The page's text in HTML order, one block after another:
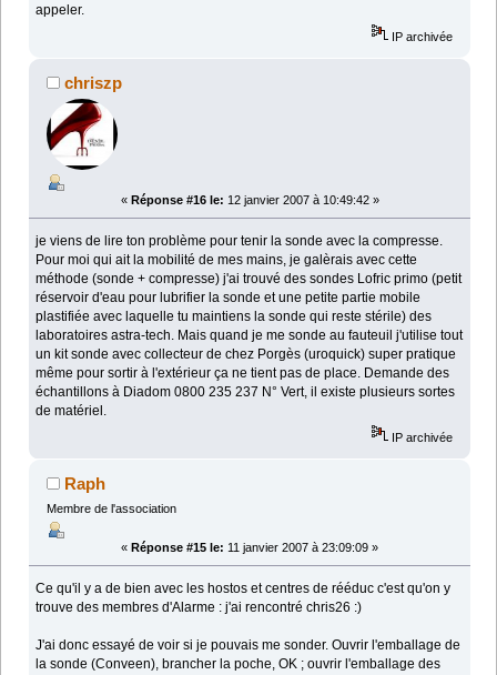
appeler.
IP archivée
chriszp
« Réponse #16 le: 12 janvier 2007 à 10:49:42 »
je viens de lire ton problème pour tenir la sonde avec la compresse.
Pour moi qui ait la mobilité de mes mains, je galèrais avec cette
méthode (sonde + compresse) j'ai trouvé des sondes Lofric primo (petit
réservoir d'eau pour lubrifier la sonde et une petite partie mobile
plastifiée avec laquelle tu maintiens la sonde qui reste stérile) des
laboratoires astra-tech. Mais quand je me sonde au fauteuil j'utilise tout
un kit sonde avec collecteur de chez Porgès (uroquick) super pratique
même pour sortir à l'extérieur ça ne tient pas de place. Demande des
échantillons à Diadom 0800 235 237 N° Vert, il existe plusieurs sortes
de matériel.
IP archivée
Raph
Membre de l'association
« Réponse #15 le: 11 janvier 2007 à 23:09:09 »
Ce qu'il y a de bien avec les hostos et centres de rééduc c'est qu'on y
trouve des membres d'Alarme : j'ai rencontré chris26 :)
J'ai donc essayé de voir si je pouvais me sonder. Ouvrir l'emballage de
la sonde (Conveen), brancher la poche, OK ; ouvrir l'emballage des